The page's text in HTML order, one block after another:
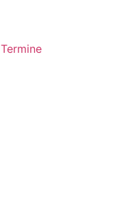
Termine